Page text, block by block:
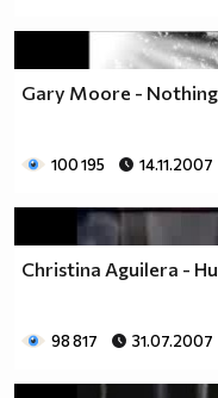
Gary Moore -
100 195 14.11.2007
Christina Aguilera -
98 817 31.07.2007